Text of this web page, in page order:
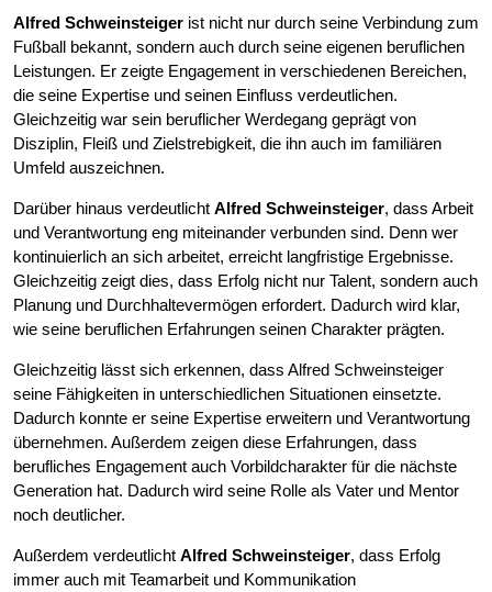
Alfred Schweinsteiger ist nicht nur durch seine Verbindung zum
Fußball bekannt, sondern auch durch seine eigenen beruflichen
Leistungen. Er zeigte Engagement in verschiedenen Bereichen,
die seine Expertise und seinen Einfluss verdeutlichen.
Gleichzeitig war sein beruflicher Werdegang geprägt von
Disziplin, Fleiß und Zielstrebigkeit, die ihn auch im familiären
Umfeld auszeichnen.
Darüber hinaus verdeutlicht Alfred Schweinsteiger, dass Arbeit
und Verantwortung eng miteinander verbunden sind. Denn wer
kontinuierlich an sich arbeitet, erreicht langfristige Ergebnisse.
Gleichzeitig zeigt dies, dass Erfolg nicht nur Talent, sondern auch
Planung und Durchhaltevermögen erfordert. Dadurch wird klar,
wie seine beruflichen Erfahrungen seinen Charakter prägten.
Gleichzeitig lässt sich erkennen, dass Alfred Schweinsteiger
seine Fähigkeiten in unterschiedlichen Situationen einsetzte.
Dadurch konnte er seine Expertise erweitern und Verantwortung
übernehmen. Außerdem zeigen diese Erfahrungen, dass
berufliches Engagement auch Vorbildcharakter für die nächste
Generation hat. Dadurch wird seine Rolle als Vater und Mentor
noch deutlicher.
Außerdem verdeutlicht Alfred Schweinsteiger, dass Erfolg
immer auch mit Teamarbeit und Kommunikation